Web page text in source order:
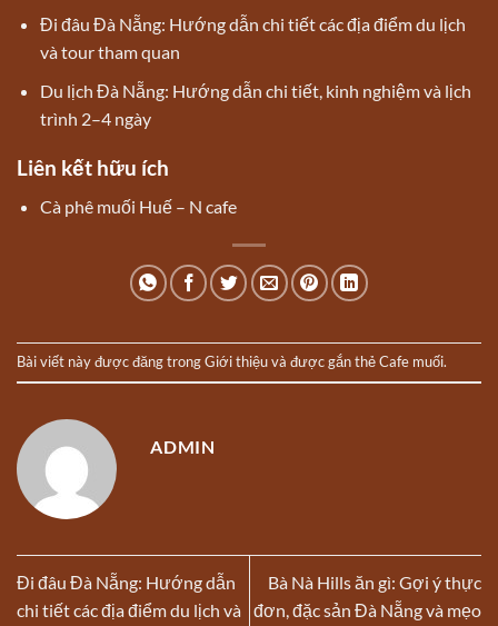
Đi đâu Đà Nẵng: Hướng dẫn chi tiết các địa điểm du lịch
và tour tham quan
Du lịch Đà Nẵng: Hướng dẫn chi tiết, kinh nghiệm và lịch
trình 2–4 ngày
Liên kết hữu ích
Cà phê muối Huế – N cafe
Bài viết này được đăng trongGiới thiệuvà được gắn thẻCafe muối.
ADMIN
Đi đâu Đà Nẵng: Hướng dẫn
chi tiết các địa điểm du lịch và
Bà Nà Hills ăn gì: Gợi ý thực
đơn, đặc sản Đà Nẵng và mẹo